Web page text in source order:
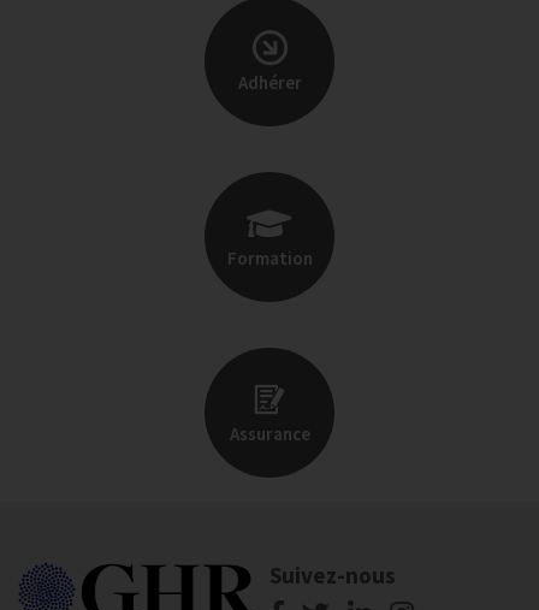
Adhérer
Formation
Assurance
Suivez-nous